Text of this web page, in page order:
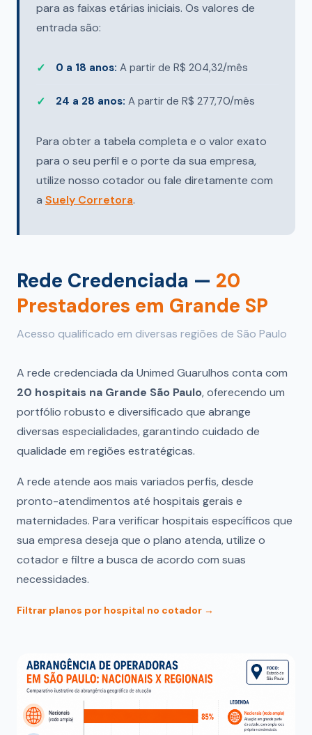
para as faixas etárias iniciais. Os valores de
entrada são:
0 a 18 anos: A partir de R$ 204,32/mês
24 a 28 anos: A partir de R$ 277,70/mês
Para obter a tabela completa e o valor exato
para o seu perfil e o porte da sua empresa,
utilize nosso cotador ou fale diretamente com
a Suely Corretora.
Rede Credenciada — 20
Prestadores em Grande SP
Acesso qualificado em diversas regiões de São Paulo
A rede credenciada da Unimed Guarulhos conta com
20 hospitais na Grande São Paulo, oferecendo um
portfólio robusto e diversificado que abrange
diversas especialidades, garantindo cuidado de
qualidade em regiões estratégicas.
A rede atende aos mais variados perfis, desde
pronto-atendimentos até hospitais gerais e
maternidades. Para verificar hospitais específicos que
sua empresa deseja que o plano atenda, utilize o
cotador e filtre a busca de acordo com suas
necessidades.
Filtrar planos por hospital no cotador →